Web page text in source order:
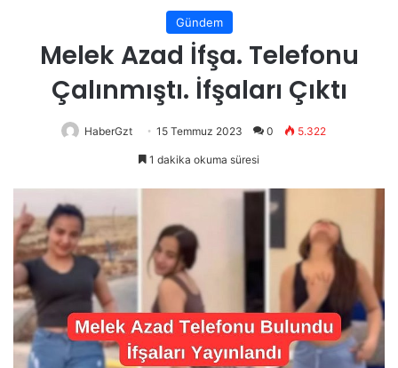
Gündem
Melek Azad İfşa. Telefonu
Çalınmıştı. İfşaları Çıktı
HaberGzt 15 Temmuz 2023 0 5.322
1 dakika okuma süresi